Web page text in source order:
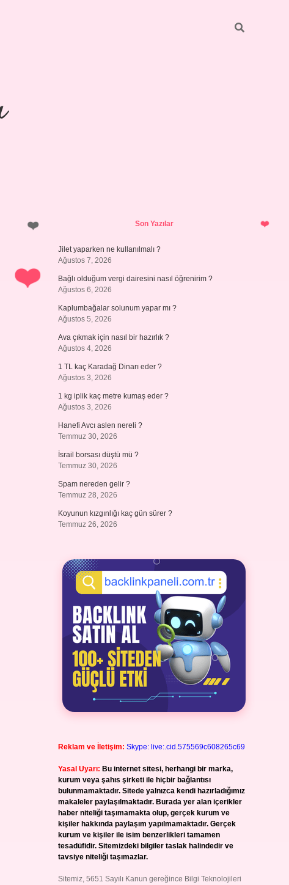
SidebarSon Yazılar
Jilet yaparken ne kullanılmalı ?
Ağustos 7, 2026
Bağlı olduğum vergi dairesini nasıl öğrenirim ?
Ağustos 6, 2026
Kaplumbağalar solunum yapar mı ?
Ağustos 5, 2026
Ava çıkmak için nasıl bir hazırlık ?
Ağustos 4, 2026
1 TL kaç Karadağ Dinarı eder ?
Ağustos 3, 2026
1 kg iplik kaç metre kumaş eder ?
Ağustos 3, 2026
Hanefi Avcı aslen nereli ?
Temmuz 30, 2026
İsrail borsası düştü mü ?
Temmuz 30, 2026
Spam nereden gelir ?
Temmuz 28, 2026
Koyunun kızgınlığı kaç gün sürer ?
Temmuz 26, 2026
Reklam ve İletişim: Skype: live:.cid.575569c608265c69
Yasal Uyarı: Bu internet sitesi, herhangi bir marka,
kurum veya şahıs şirketi ile hiçbir bağlantısı
bulunmamaktadır. Sitede yalnızca kendi hazırladığımız
makaleler paylaşılmaktadır. Burada yer alan içerikler
haber niteliği taşımamakta olup, gerçek kurum ve
kişiler hakkında paylaşım yapılmamaktadır. Gerçek
kurum ve kişiler ile isim benzerlikleri tamamen
tesadüfidir. Sitemizdeki bilgiler taslak halindedir ve
tavsiye niteliği taşımazlar.
Sitemiz, 5651 Sayılı Kanun gereğince Bilgi Teknolojileri